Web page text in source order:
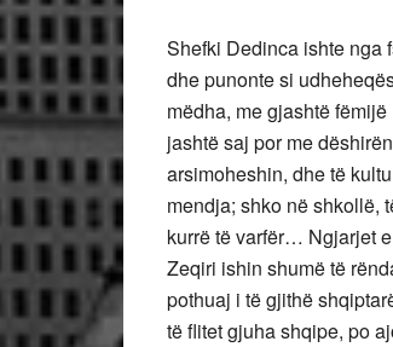
Shefki Dedinca ishte nga
dhe punonte si
mëdha, me gjashtë
jashtë saj por me
arsimoheshin, dhe të
mendja; shko në shkollë,
kurrë të varfër… Ngjarjet
Zeqiri ishin shumë të
pothuaj i të gjithë
të flitet gjuha shqipe, po